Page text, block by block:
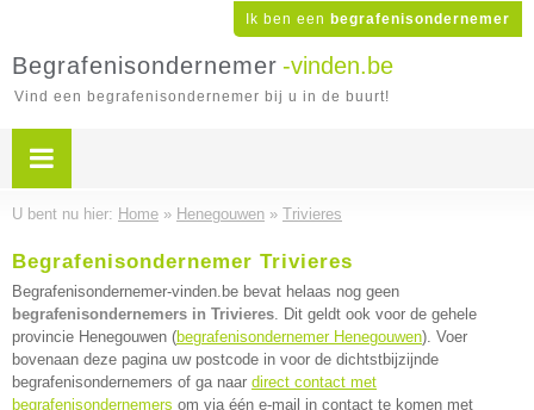
Ik ben een begrafenisondernemer
Begrafenisondernemer -vinden.be
Vind een begrafenisondernemer bij u in de buurt!
U bent nu hier: Home » Henegouwen » Trivieres
Begrafenisondernemer Trivieres
Begrafenisondernemer-vinden.be bevat helaas nog geen
begrafenisondernemers in Trivieres. Dit geldt ook voor de gehele
provincie Henegouwen (begrafenisondernemer Henegouwen). Voer
bovenaan deze pagina uw postcode in voor de dichtstbijzijnde
begrafenisondernemers of ga naar direct contact met
begrafenisondernemers om via één e-mail in contact te komen met